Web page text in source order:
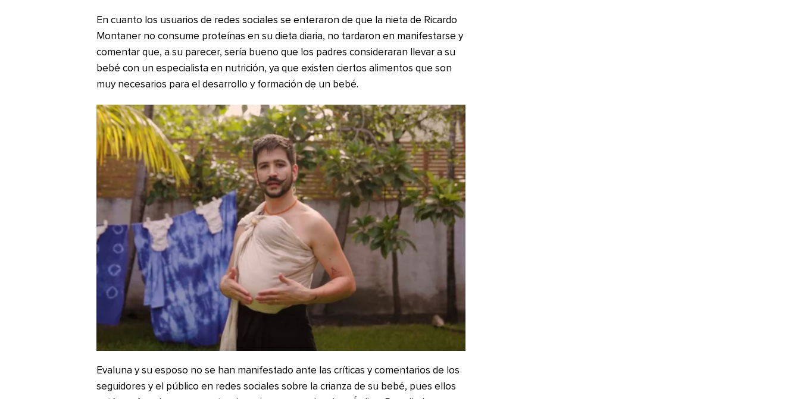
En cuanto los usuarios de redes sociales se enteraron de que la nieta de Ricardo
Montaner no consume proteínas en su dieta diaria, no tardaron en manifestarse y
comentar que, a su parecer, sería bueno que los padres consideraran llevar a su
bebé con un especialista en nutrición, ya que existen ciertos alimentos que son
muy necesarios para el desarrollo y formación de un bebé.
Evaluna y su esposo no se han manifestado ante las críticas y comentarios de los
seguidores y el público en redes sociales sobre la crianza de su bebé, pues ellos